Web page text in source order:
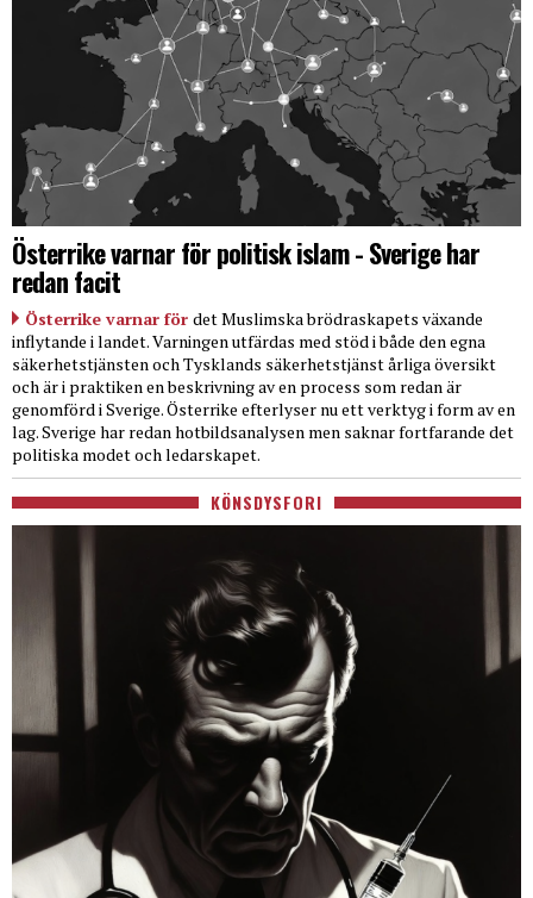
Österrike varnar för politisk islam - Sverige har
redan facit
Österrike varnar för det Muslimska brödraskapets växande
inflytande i landet. Varningen utfärdas med stöd i både den egna
säkerhetstjänsten och Tysklands säkerhetstjänst årliga översikt
och är i praktiken en beskrivning av en process som redan är
genomförd i Sverige. Österrike efterlyser nu ett verktyg i form av en
lag. Sverige har redan hotbildsanalysen men saknar fortfarande det
politiska modet och ledarskapet.
KÖNSDYSFORI